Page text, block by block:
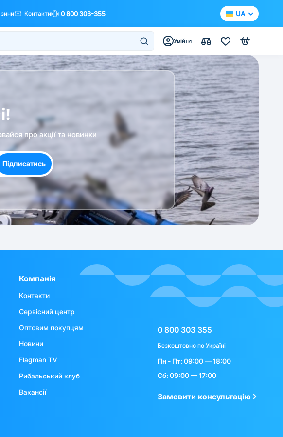
Контакти 0 800 303-355 UA
Увійти
про акції та новинки
Підписатись
Компанія
Контакти
Сервісний центр
Оптовим покупцям
Новини
Flagman TV
Рибальський клуб
Вакансії
0 800 303 355
Безкоштовно по Україні
Пн - Пт: 09:00 — 18:00
Сб: 09:00 — 17:00
Замовити консультацію